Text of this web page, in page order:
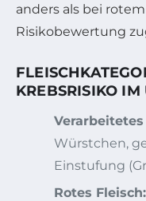
anders als bei
Risikobewertung
KREBSRISIKO
Verarbeitetes
Würstchen,
Einstufung
Rotes Fleisch: